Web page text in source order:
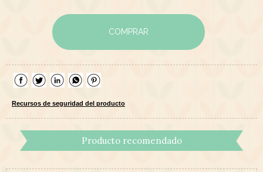
COMPRAR
Recursos de seguridad del producto
Producto recomendado